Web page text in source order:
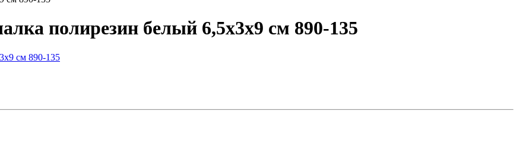
полирезин белый 6,5х3х9 см 890-135